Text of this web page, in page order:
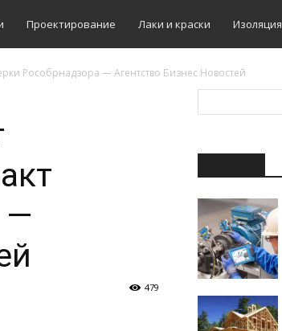
Проектирование Лаки и краски Изоляция
Рособрнадзора — Агентство Бизнес Новостей
—
479